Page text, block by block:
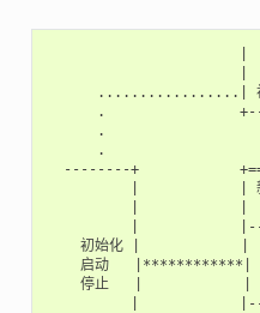
|
|
.................|
.
.
.
--------+
|            |
|            |
|
初始化 |
启动   |************|
停止   |
|